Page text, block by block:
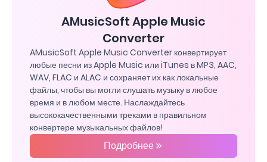
AMusicSoft Apple Music
Converter
AMusicSoft Apple Music Converter конвертирует
любые песни из Apple Music или iTunes в MP3, AAC,
WAV, FLAC и ALAC и сохраняет их как локальные
файлы, чтобы вы могли слушать музыку в любое
время и в любом месте. Наслаждайтесь
высококачественными треками в правильном
конвертере музыкальных файлов!
Подробнее